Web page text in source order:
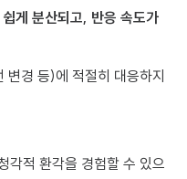
게 분산되고, 반응 속도가
경 등)에 적절히 대응하지
각적 환각을 경험할 수 있으